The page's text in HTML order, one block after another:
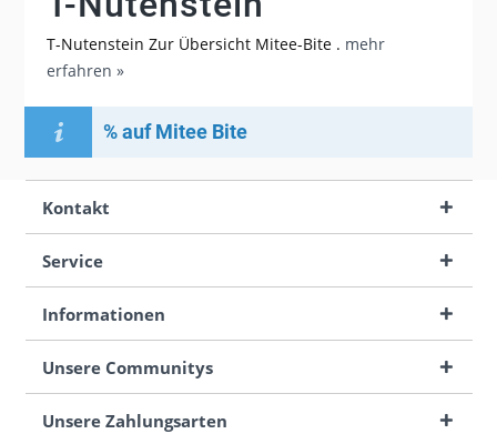
T-Nutenstein Zur Übersicht Mitee-Bite . mehr
erfahren »
% auf Mitee Bite
Kontakt
Service
Informationen
Unsere Communitys
Unsere Zahlungsarten